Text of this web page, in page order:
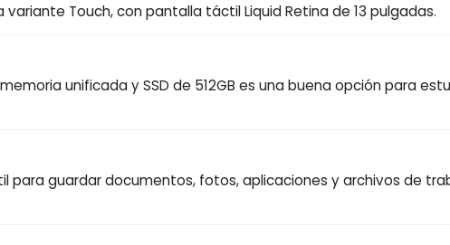
variante Touch, con pantalla táctil Liquid Retina de 13 pulgadas.
memoria unificada y SSD de 512GB es una buena opción para
para guardar documentos, fotos, aplicaciones y archivos de